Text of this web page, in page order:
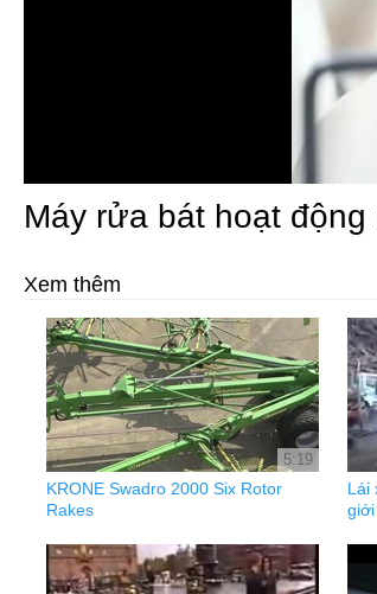
Máy rửa bát hoạt
Xem thêm
5:19
KRONE Swadro 2000 Six Rotor
Rakes
Lái
giới